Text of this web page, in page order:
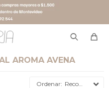
AROMA AVENA
Recomendados